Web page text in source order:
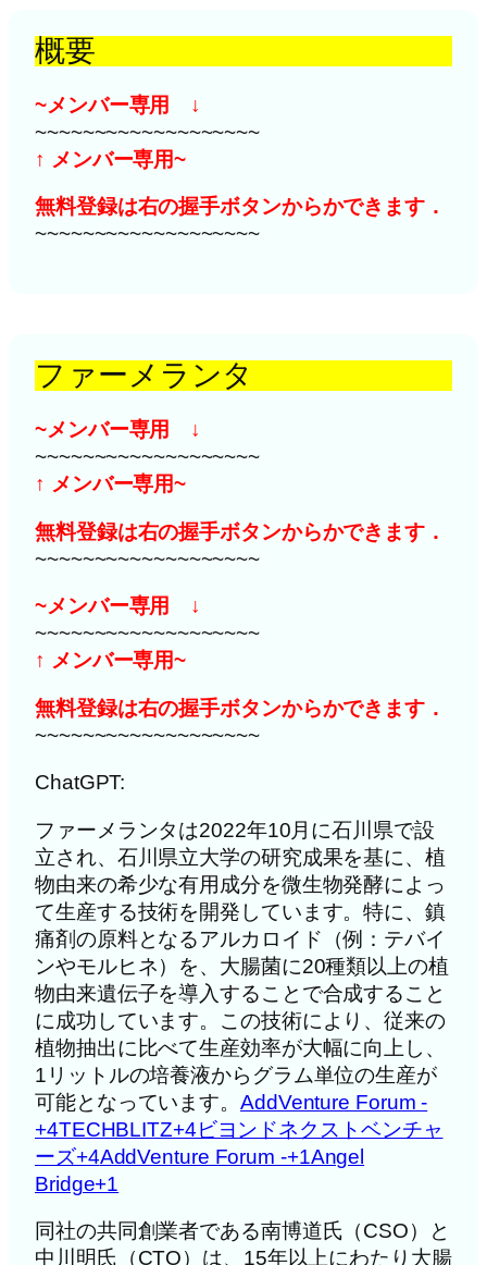
概要
~メンバー専用 ↓
~~~~~~~~~~~~~~~~~~~
↑ メンバー専用~
無料登録は右の握手ボタンからかできます．
~~~~~~~~~~~~~~~~~~~
ファーメランタ
~メンバー専用 ↓
~~~~~~~~~~~~~~~~~~~
↑ メンバー専用~
無料登録は右の握手ボタンからかできます．
~~~~~~~~~~~~~~~~~~~
~メンバー専用 ↓
~~~~~~~~~~~~~~~~~~~
↑ メンバー専用~
無料登録は右の握手ボタンからかできます．
~~~~~~~~~~~~~~~~~~~
ChatGPT:
ファーメランタは2022年10月に石川県で設
立され、石川県立大学の研究成果を基に、植
物由来の希少な有用成分を微生物発酵によっ
て生産する技術を開発しています。特に、鎮
痛剤の原料となるアルカロイド（例：テバイ
ンやモルヒネ）を、大腸菌に20種類以上の植
物由来遺伝子を導入することで合成すること
に成功しています。この技術により、従来の
植物抽出に比べて生産効率が大幅に向上し、
1リットルの培養液からグラム単位の生産が
可能となっています。 AddVenture Forum -
+4TECHBLITZ+4ビヨンドネクストベンチャ
ーズ+4AddVenture Forum -+1Angel
Bridge+1
同社の共同創業者である南博道氏（CSO）と
中川明氏（CTO）は、15年以上にわたり大腸